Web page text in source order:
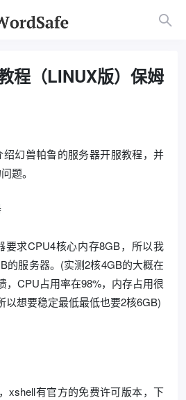
程（LINUX版）保姆
幻兽帕鲁的服务器开服教程，并
题。
要求CPU4核心内存8GB，所以我
的服务器。(实测2核4GB的大概在
，CPU占用率在98%，内存占用很
以想要稳定最低最低也要2核6GB)
xshell有官方的免费许可版本，下